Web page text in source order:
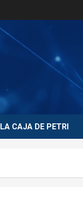
LA CAJA DE PETRI